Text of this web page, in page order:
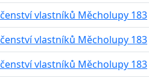
vlastníků Měcholupy 183
vlastníků Měcholupy 183
vlastníků Měcholupy 183